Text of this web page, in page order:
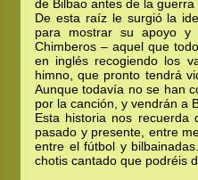
de Bilbao antes de la guerra
De esta raíz le surgió la
para mostrar su apoyo y
Chimberos – aquel que
en inglés recogiendo los
himno, que pronto tendrá
Aunque todavía no se han
por la canción, y vendrán a
Esta historia nos recuerda
pasado y presente, entre
entre el fútbol y
chotis cantado que podréis